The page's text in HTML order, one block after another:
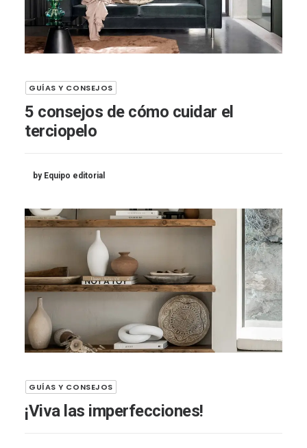
GUÍAS Y CONSEJOS
5 consejos de cómo cuidar el
terciopelo
by Equipo editorial
GUÍAS Y CONSEJOS
¡Viva las imperfecciones!